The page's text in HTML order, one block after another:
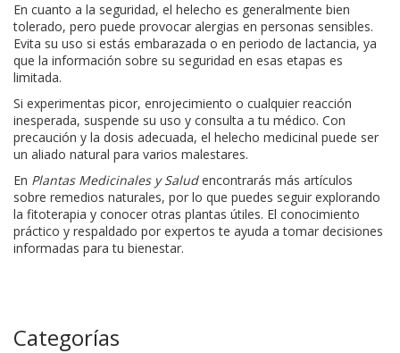
En cuanto a la seguridad, el helecho es generalmente bien
tolerado, pero puede provocar alergias en personas sensibles.
Evita su uso si estás embarazada o en periodo de lactancia, ya
que la información sobre su seguridad en esas etapas es
limitada.
Si experimentas picor, enrojecimiento o cualquier reacción
inesperada, suspende su uso y consulta a tu médico. Con
precaución y la dosis adecuada, el helecho medicinal puede ser
un aliado natural para varios malestares.
En Plantas Medicinales y Saludencontrarás más artículos
sobre remedios naturales, por lo que puedes seguir explorando
la fitoterapia y conocer otras plantas útiles. El conocimiento
práctico y respaldado por expertos te ayuda a tomar decisiones
informadas para tu bienestar.
Categorías